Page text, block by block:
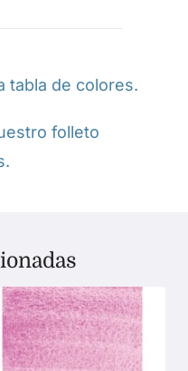
tabla de colores.
folleto